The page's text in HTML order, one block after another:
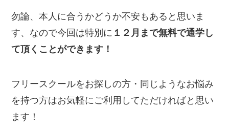
勿論、本人に合うかどうか不安もあると思いま
す、なので今回は特別に １２月まで無料で通学し
て頂くことができます！
フリースクールをお探しの方・同じようなお悩み
を持つ方はお気軽にご利用してただければと思い
ます！